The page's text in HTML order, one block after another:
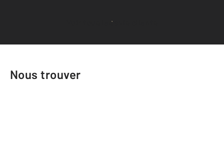
Voir tous les avis clients
Nous trouver